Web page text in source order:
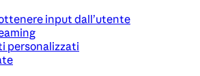
input dall’utente
personalizzati